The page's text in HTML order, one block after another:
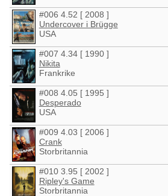
#006 4.52 [ 2008 ]
Undercover i Brügge
USA
#007 4.34 [ 1990 ]
Nikita
Frankrike
#008 4.05 [ 1995 ]
Desperado
USA
#009 4.03 [ 2006 ]
Crank
Storbritannia
#010 3.95 [ 2002 ]
Ripley's Game
Storbritannia